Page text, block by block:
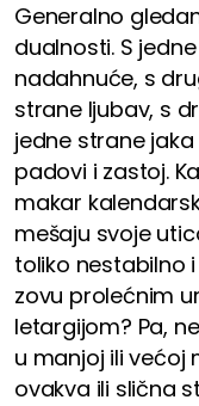
Generalno
dualnosti. S
nadahnuće, s
strane ljubav, s
jedne strane
padovi i zastoj.
makar
mešaju svoje
toliko nestabilno
zovu prolećnim
letargijom? Pa,
u manjoj ili većoj
ovakva ili slična